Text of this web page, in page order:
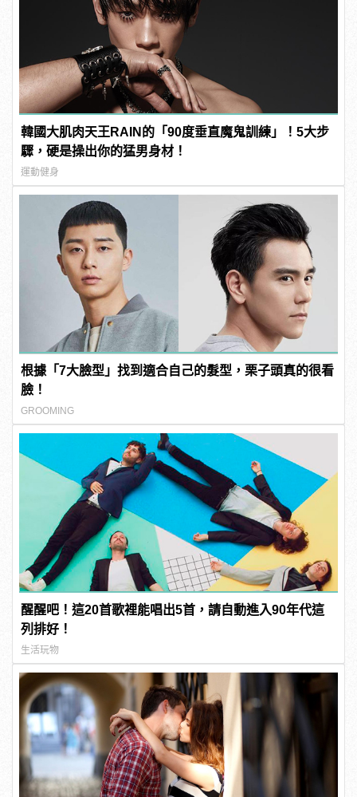
韓國大肌肉天王RAIN的「90度垂直魔鬼訓練」！5大步
驟，硬是操出你的猛男身材！
運動健身
根據「7大臉型」找到適合自己的髮型，栗子頭真的很看
臉！
GROOMING
醒醒吧！這20首歌裡能唱出5首，請自動進入90年代這
列排好！
生活玩物